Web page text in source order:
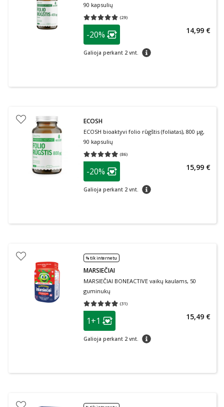
90 kapsulių
(29)
Vidutinis įvertinimas 5.00
patarimas
Lojalumo klubo narių nuolaida
-20%
Galioja perkant 2 vnt. patarimas
14,99 €
ECOSH
ECOSH bioaktyvi folio rūgštis (foliatas), 800 µg,
90 kapsulių
(86)
Vidutinis įvertinimas 4.99
patarimas
Lojalumo klubo narių nuolaida
-20%
Galioja perkant 2 vnt. patarimas
15,99 €
% tik internetu
MARSIEČIAI
MARSIEČIAI BONEACTIVE vaikų kaulams, 50
guminukų
(31)
Vidutinis įvertinimas 4.90
patarimas
Lojalumo klubo narių nuolaida
1+1
Galioja perkant 2 vnt. patarimas
15,49 €